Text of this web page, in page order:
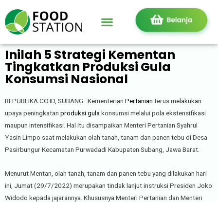
Inilah 5 Strategi Kementan
Tingkatkan Produksi Gula
Konsumsi Nasional
REPUBLIKA.CO.ID, SUBANG–Kementerian Pertanian terus melakukan
upaya peningkatan produksi gula konsumsi melalui pola ekstensifikasi
maupun intensifikasi. Hal itu disampaikan Menteri Pertanian Syahrul
Yasin Limpo saat melakukan olah tanah, tanam dan panen tebu di Desa
Pasirbungur Kecamatan Purwadadi Kabupaten Subang, Jawa Barat.
Menurut Mentan, olah tanah, tanam dan panen tebu yang dilakukan hari
ini, Jumat (29/7/2022) merupakan tindak lanjut instruksi Presiden Joko
Widodo kepada jajarannya. Khususnya Menteri Pertanian dan Menteri